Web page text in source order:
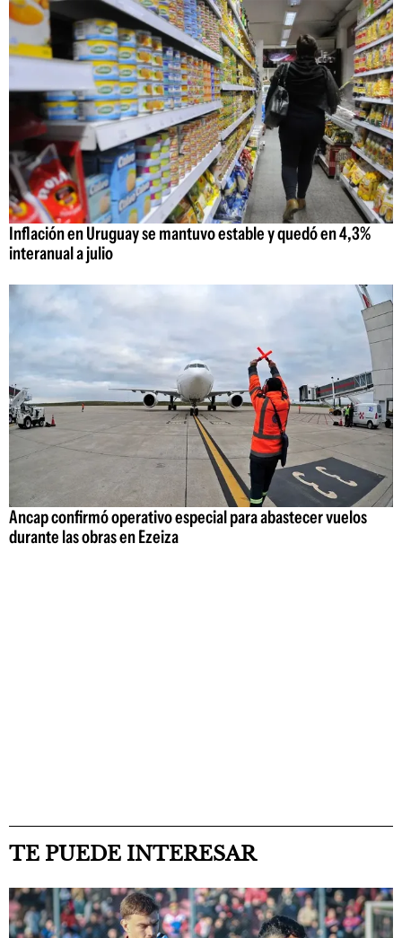
Inflación en Uruguay se mantuvo estable y quedó en 4,3%
interanual a julio
Ancap confirmó operativo especial para abastecer vuelos
durante las obras en Ezeiza
TE PUEDE INTERESAR